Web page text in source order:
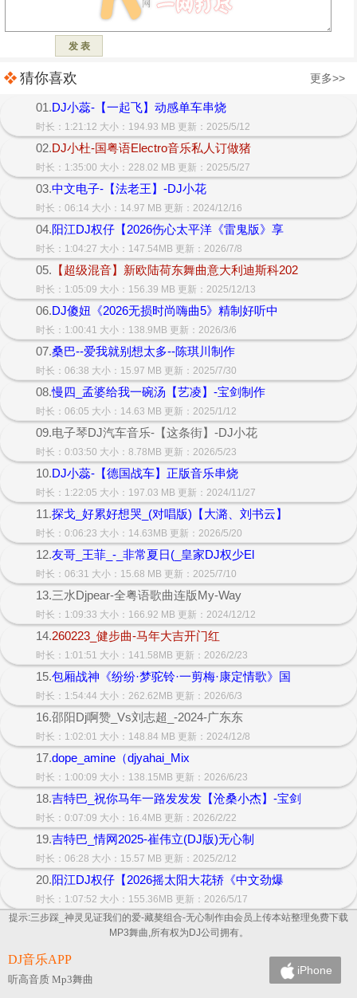
猜你喜欢 更多>>
01.DJ小蕊-【一起飞】动感单车串烧
时长：1:21:12 大小：194.93 MB 更新：2025/5/12
02.DJ小杜-国粤语Electro音乐私人订做猪
时长：1:35:00 大小：228.02 MB 更新：2025/5/27
03.中文电子-【法老王】-DJ小花
时长：06:14 大小：14.97 MB 更新：2024/12/16
04.阳江DJ权仔【2026伤心太平洋《雷鬼版》享
时长：1:04:27 大小：147.54MB 更新：2026/7/8
05. 【超级混音】新欧陆荷东舞曲意大利迪斯科202
时长：1:05:09 大小：156.39 MB 更新：2025/12/13
06.DJ傻妞《2026无损时尚嗨曲5》精制好听中
时长：1:00:41 大小：138.9MB 更新：2026/3/6
07.桑巴--爱我就别想太多--陈琪川制作
时长：06:38 大小：15.97 MB 更新：2025/7/30
08.慢四_孟婆给我一碗汤【艺凌】-宝剑制作
时长：06:05 大小：14.63 MB 更新：2025/1/12
09.电子琴DJ汽车音乐-【这条街】-DJ小花
时长：0:03:50 大小：8.78MB 更新：2026/5/23
10.DJ小蕊-【德国战车】正版音乐串烧
时长：1:22:05 大小：197.03 MB 更新：2024/11/27
11.探戈_好累好想哭_(对唱版)【大潞、刘书云】
时长：0:06:23 大小：14.63MB 更新：2026/5/20
12.友哥_王菲_-_非常夏日(_皇家DJ权少El
时长：06:31 大小：15.68 MB 更新：2025/7/10
13.三水Djpear-全粤语歌曲连版My-Way
时长：1:09:33 大小：166.92 MB 更新：2024/12/12
14.260223_健步曲-马年大吉开门红
时长：1:01:51 大小：141.58MB 更新：2026/2/23
15.包厢战神《纷纷·梦驼铃·一剪梅·康定情歌》国
时长：1:54:44 大小：262.62MB 更新：2026/6/3
16.邵阳Dj啊赞_Vs刘志超_-2024-广东东
时长：1:02:01 大小：148.84 MB 更新：2024/12/8
17.dope_amine（djyahai_Mix
时长：1:00:09 大小：138.15MB 更新：2026/6/23
18.吉特巴_祝你马年一路发发发【沧桑小杰】-宝剑
时长：0:07:09 大小：16.4MB 更新：2026/2/22
19.吉特巴_情网2025-崔伟立(DJ版)无心制
时长：06:28 大小：15.57 MB 更新：2025/2/12
20.阳江DJ权仔【2026摇太阳大花轿《中文劲爆
时长：1:07:52 大小：155.36MB 更新：2026/5/17
提示:三步踩_神灵见证我们的爱-藏獒组合-无心制作由会员上传本站整理免费下载
MP3舞曲,所有权为DJ公司拥有。
DJ音乐APP
听高音质 Mp3舞曲
iPhone